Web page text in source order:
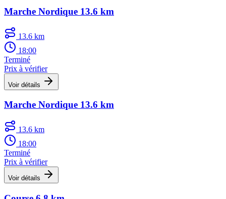
Marche Nordique 13.6 km
13.6 km
18:00
Terminé
Prix à vérifier
Voir détails
Marche Nordique 13.6 km
13.6 km
18:00
Terminé
Prix à vérifier
Voir détails